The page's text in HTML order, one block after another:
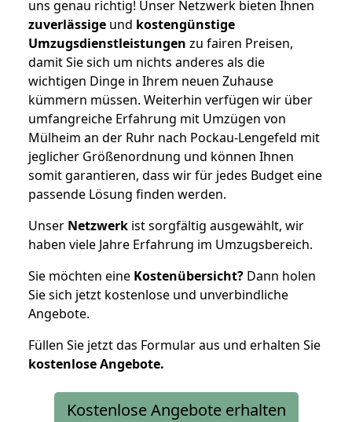
uns genau richtig! Unser Netzwerk bieten Ihnen
zuverlässige und kostengünstige
Umzugsdienstleistungen zu fairen Preisen,
damit Sie sich um nichts anderes als die
wichtigen Dinge in Ihrem neuen Zuhause
kümmern müssen. Weiterhin verfügen wir über
umfangreiche Erfahrung mit Umzügen von
Mülheim an der Ruhr nach Pockau-Lengefeld mit
jeglicher Größenordnung und können Ihnen
somit garantieren, dass wir für jedes Budget eine
passende Lösung finden werden.
Unser Netzwerk ist sorgfältig ausgewählt, wir
haben viele Jahre Erfahrung im Umzugsbereich.
Sie möchten eine Kostenübersicht? Dann holen
Sie sich jetzt kostenlose und unverbindliche
Angebote.
Füllen Sie jetzt das Formular aus und erhalten Sie
kostenloseAngebote.
Kostenlose Angebote erhalten